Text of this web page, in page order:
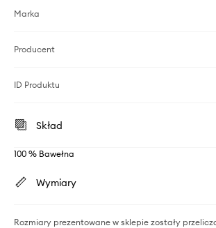
Marka
Producent
ID Produktu
Skład
100 % Bawełna
Wymiary
Rozmiary prezentowane w sklepie zostały